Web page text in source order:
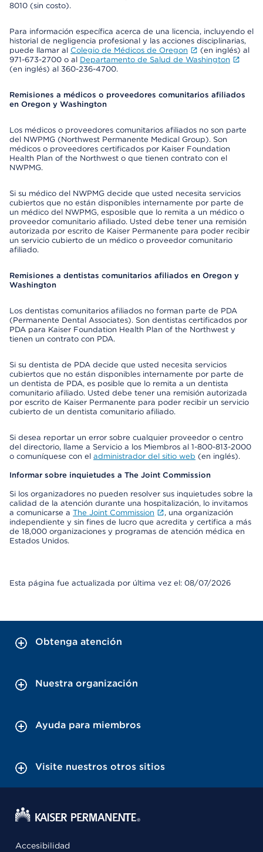
8010 (sin costo).
Para información específica acerca de una licencia, incluyendo el
historial de negligencia profesional y las acciones disciplinarias,
puede llamar al Colegio de Médicos de Oregon
(en inglés) al
971-673-2700 o al Departamento de Salud de Washington
(en inglés) al 360-236-4700.
Remisiones a médicos o proveedores comunitarios afiliados
en Oregon y Washington
Los médicos o proveedores comunitarios afiliados no son parte
del NWPMG (Northwest Permanente Medical Group). Son
médicos o proveedores certificados por Kaiser Foundation
Health Plan of the Northwest o que tienen contrato con el
NWPMG.
Si su médico del NWPMG decide que usted necesita servicios
cubiertos que no están disponibles internamente por parte de
un médico del NWPMG, esposible que lo remita a un médico o
proveedor comunitario afiliado. Usted debe tener una remisión
autorizada por escrito de Kaiser Permanente para poder recibir
un servicio cubierto de un médico o proveedor comunitario
afiliado.
Remisiones a dentistas comunitarios afiliados en Oregon y
Washington
Los dentistas comunitarios afiliados no forman parte de PDA
(Permanente Dental Associates). Son dentistas certificados por
PDA para Kaiser Foundation Health Plan of the Northwest y
tienen un contrato con PDA.
Si su dentista de PDA decide que usted necesita servicios
cubiertos que no están disponibles internamente por parte de
un dentista de PDA, es posible que lo remita a un dentista
comunitario afiliado. Usted debe tener una remisión autorizada
por escrito de Kaiser Permanente para poder recibir un servicio
cubierto de un dentista comunitario afiliado.
Si desea reportar un error sobre cualquier proveedor o centro
del directorio, llame a Servicio a los Miembros al 1-800-813-2000
o comuníquese con el administrador del sitio web (en inglés).
Informar sobre inquietudes a The Joint Commission
Si los organizadores no pueden resolver sus inquietudes sobre la
calidad de la atención durante una hospitalización, lo invitamos
a comunicarse a The Joint Commission
, una organización
independiente y sin fines de lucro que acredita y certifica a más
de 18,000 organizaciones y programas de atención médica en
Estados Unidos.
Esta página fue actualizada por última vez el: 08/07/2026
Obtenga atención
Nuestra organización
Ayuda para miembros
Visite nuestros otros sitios
Accesibilidad